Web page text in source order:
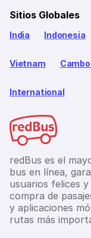
Sitios Globales
India Indonesia
Vietnam
International
redBus es el
bus en línea,
usuarios felices
compra de
y aplicaciones
rutas más